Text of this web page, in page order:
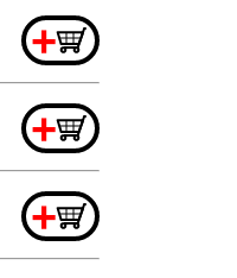
+
+
+